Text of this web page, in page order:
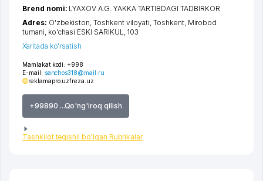
Mamlakat kodi: +998
E-mail: sanchos318@mail.ru
reklamapro.uzfreza.uz
+99890 ...Qo'ng'iroq qilish
Tashkilot tegishli bo'lgan Rubrikalar
Brend nomi: LYAXOV A.G. YAKKA TARTIBDAGI TADBIRKOR
Adres: O'zbekiston,Toshkent viloyati,Toshkent, Mirobod
tumani, ko'chasi ESKI SARIKUL, 103
Xaritada ko'rsatish